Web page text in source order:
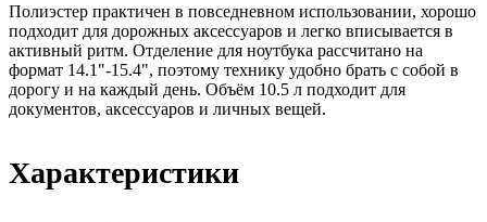
Полиэстер практичен в повседневном использовании, хорошо
подходит для дорожных аксессуаров и легко вписывается в
активный ритм. Отделение для ноутбука рассчитано на
формат 14.1"-15.4", поэтому технику удобно брать с собой в
дорогу и на каждый день. Объём 10.5 л подходит для
документов, аксессуаров и личных вещей.
Характеристики